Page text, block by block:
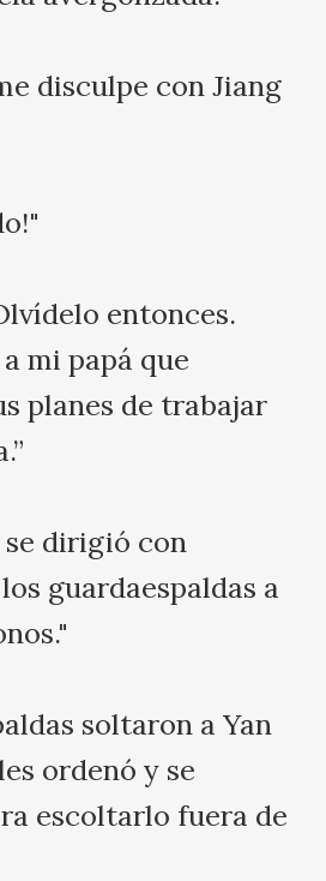
disculpe con Jiang
entonces.
mi papá que
planes de trabajar
dirigió con
guardaespaldas a
soltaron a Yan
ordenó y se
escoltarlo fuera de